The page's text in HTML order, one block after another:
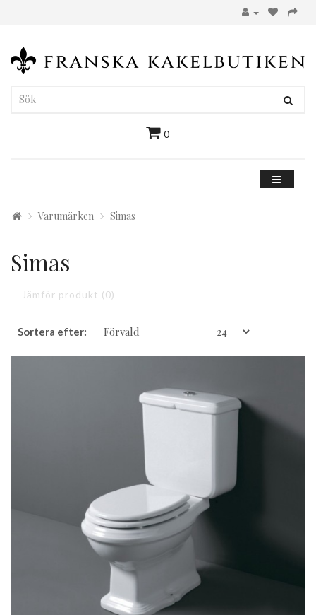
0
Varumärken Simas
Simas
Jämför produkt (0)
Sortera efter: